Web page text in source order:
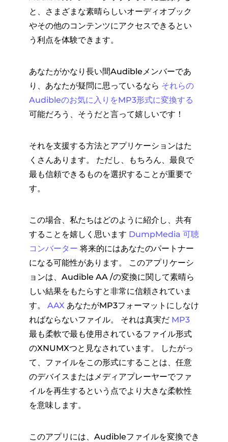
と、さまざまな素晴らしいオーディオブック
やその他のコンテンツにアクセスできるとい
う利点を体験できます。
あなたがかなり長い間Audibleメンバーであ
り、あなたが疑問に思っているなら それらの
Audibleのお気に入りをMP3形式に変換する
可能だろう、そうだと言って嬉しいです！
それを支援する方法とアプリケーションはた
くさんあります。 ただし、もちろん、最良で
最も信頼できるものを選択することが重要で
す。
この場合、私たちはどのように紹介し、共有
することを嬉しく思います DumpMedia 可聴
コンバーター 将来的にはあなたのパートナー
になる可能性があります。 このアプリケーシ
ョンは、Audible AA /の変換に関して素晴ら
しい結果をもたらすと非常に信頼されていま
す。 AAX あなたがMP3フォーマットにしなけ
ればならないファイル。 それは真実だ MP3
最も柔軟で最も使用されているファイル形式
のXNUMXつと見なされています。 したがっ
て、ファイルをこの形式にすることは、任意
のデバイスまたはメディアプレーヤーでファ
イルを再生するという点でより大きな柔軟性
を意味します。
このアプリには、Audibleファイルを変換でき